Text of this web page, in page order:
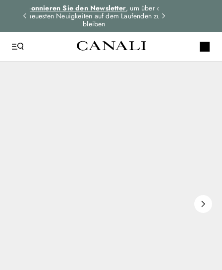
Abonnieren Sie den Newsletter, um über die
neuesten Neuigkeiten auf dem Laufenden zu
bleiben